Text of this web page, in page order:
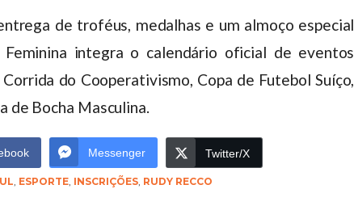
de troféus, medalhas e um almoço especial
integra o calendário oficial de eventos
do Cooperativismo, Copa de Futebol Suíço,
de Bocha Masculina.
Messenger Twitter/X
, ESPORTE, INSCRIÇÕES, RUDY RECCO